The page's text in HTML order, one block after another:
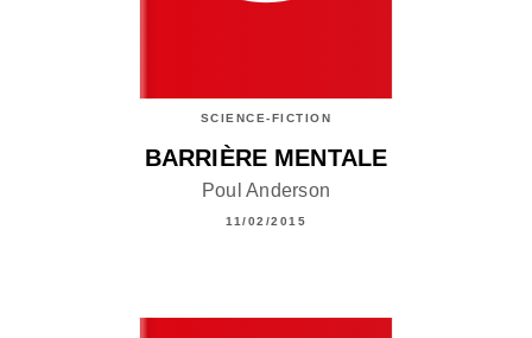
SCIENCE-FICTION
BARRIÈRE MENTALE
Poul Anderson
11/02/2015